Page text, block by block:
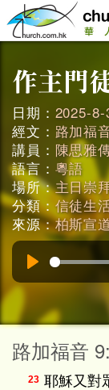
日期： 2025-8-
經文： 路加福
講員： 陳思雅
語言： 粵語
場所：主日崇
分類： 信徒生
來源：柏斯宣
路加福音
23 耶穌又對